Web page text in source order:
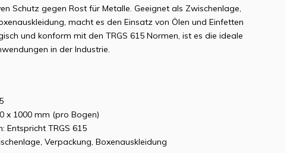
Schutz gegen Rost für Metalle. Geeignet als Zwischenlage,
macht es den Einsatz von Ölen und Einfetten
und konform mit den TRGS 615 Normen, ist es die ideale
in der Industrie.
x 1000 mm (pro Bogen)
Entspricht TRGS 615
Verpackung, Boxenauskleidung